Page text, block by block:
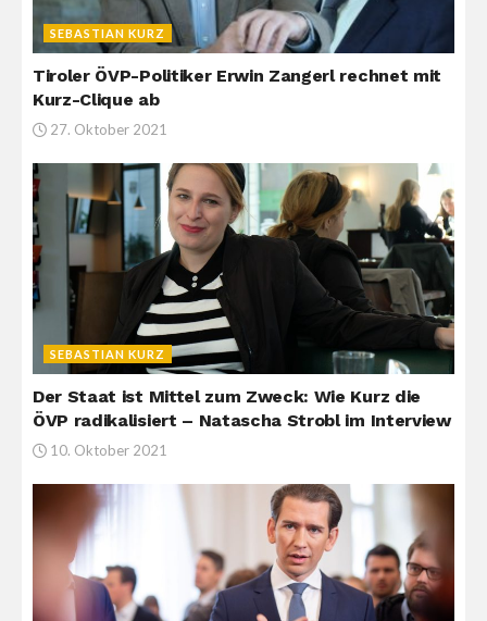
SEBASTIAN KURZ
Tiroler ÖVP-Politiker Erwin Zangerl rechnet mit
Kurz-Clique ab
27. Oktober 2021
SEBASTIAN KURZ
Der Staat ist Mittel zum Zweck: Wie Kurz die
ÖVP radikalisiert – Natascha Strobl im Interview
10. Oktober 2021